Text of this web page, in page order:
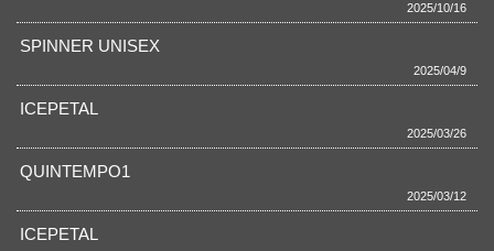
2025/10/16
SPINNER UNISEX
2025/04/9
ICEPETAL
2025/03/26
QUINTEMPO1
2025/03/12
ICEPETAL